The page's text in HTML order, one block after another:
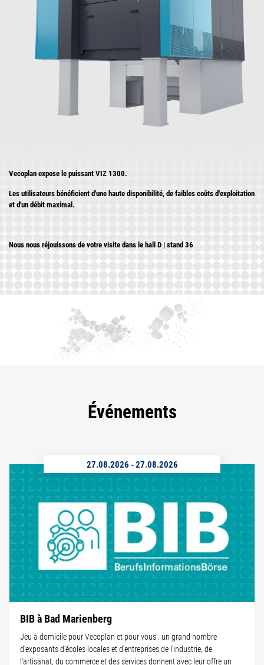
Vecoplan expose le puissant VIZ 1300.
Les utilisateurs bénéficient d'une haute disponibilité, de faibles coûts d'exploitation
et d'un débit maximal.
Nous nous réjouissons de votre visite dans le hall D | stand 36
Événements
27.08.2026 -27.08.2026
BIB à Bad Marienberg
Jeu à domicile pour Vecoplan et pour vous : un grand nombre
d'exposants d'écoles locales et d'entreprises de l'industrie, de
l'artisanat, du commerce et des services donnent avec leur offre un